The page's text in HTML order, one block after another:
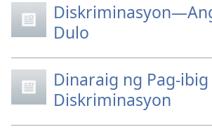
Dulo
Dinaraig ng Pag-
Diskriminasyon